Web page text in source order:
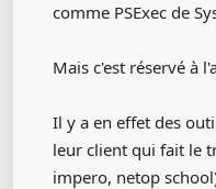
comme PSExec de
Mais c'est réservé à
Il y a en effet des
leur client qui fait le
impero, netop